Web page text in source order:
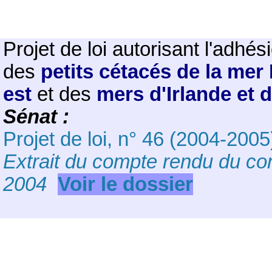
Projet de loi autorisant
des petits cétacés de la mer
est et des mers d'Irlande et
Sénat :
Projet de loi, n° 46 (2004-
Extrait du compte rendu du
2004 Voir le dossier